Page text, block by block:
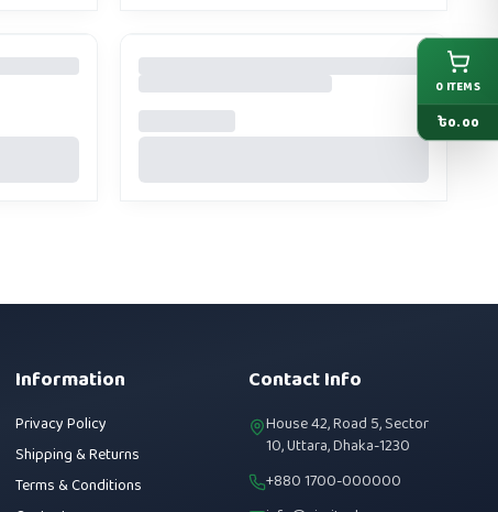
Information
Privacy Policy
Shipping & Returns
Terms & Conditions
Contact Info
House 42, Road 5, Sector
10, Uttara, Dhaka-1230
+880 1700-000000
0 ITEMS
৳0.00